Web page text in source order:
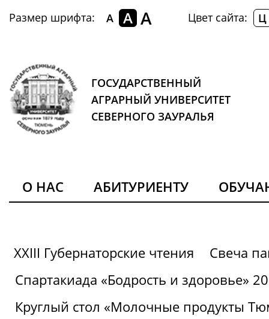
Размер шрифта: A A A Цвет сайта: Ц
ГОСУДАРСТВЕННЫЙ
АГРАРНЫЙ УНИВЕРСИТЕТ
СЕВЕРНОГО ЗАУРАЛЬЯ
О НАС АБИТУРИЕНТУ
XXIII Губернаторские чтения
Свеча
Спартакиада «Бодрость и здоровье»
Круглый стол «Молочные продукты